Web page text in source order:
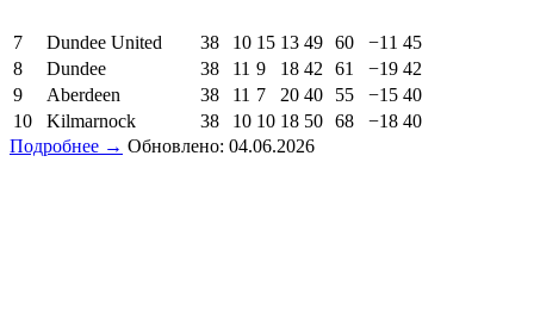
7 Dundee United 38 10 15 13 49 60 −11 45
8
Dundee 38 11 9 18 42 61 −19 42
9
Aberdeen 38 11 7 20 40 55 −15 40
10
Kilmarnock 38 10 10 18 50 68 −18 40
Подробнее → Обновлено: 04.06.2026